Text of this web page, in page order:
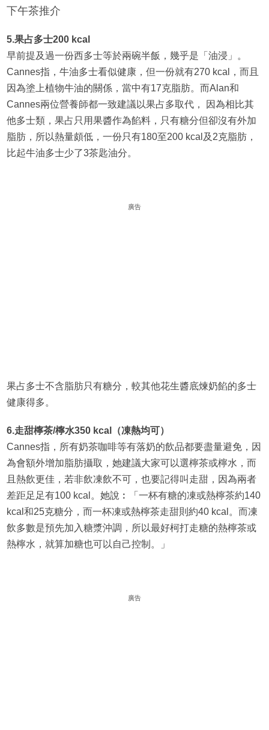
下午茶推介
5.果占多士200 kcal
早前提及過一份西多士等於兩碗半飯，幾乎是「油浸」。
Cannes指，牛油多士看似健康，但一份就有270 kcal，而且
因為塗上植物牛油的關係，當中有17克脂肪。而Alan和
Cannes兩位營養師都一致建議以果占多取代， 因為相比其
他多士類，果占只用果醬作為餡料，只有糖分但卻沒有外加
脂肪，所以熱量頗低，一份只有180至200 kcal及2克脂肪，
比起牛油多士少了3茶匙油分。
廣告
果占多士不含脂肪只有糖分，較其他花生醬底煉奶餡的多士
健康得多。
6.走甜檸茶/檸水350 kcal（凍熱均可）
Cannes指，所有奶茶咖啡等有落奶的飲品都要盡量避免，因
為會額外增加脂肪攝取，她建議大家可以選檸茶或檸水，而
且熱飲更佳，若非飲凍飲不可，也要記得叫走甜，因為兩者
差距足足有100 kcal。她說︰「一杯有糖的凍或熱檸茶約140
kcal和25克糖分，而一杯凍或熱檸茶走甜則約40 kcal。而凍
飲多數是預先加入糖漿沖調，所以最好柯打走糖的熱檸茶或
熱檸水，就算加糖也可以自己控制。」
廣告